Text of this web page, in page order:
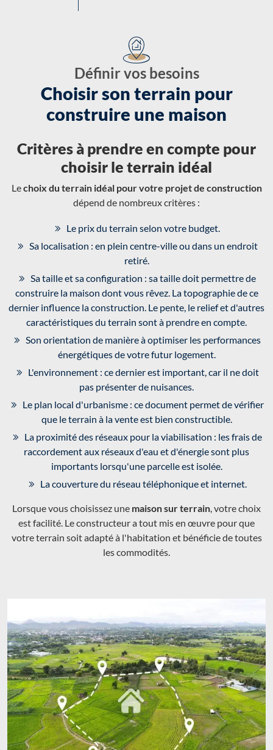
Définir vos besoins
Choisir son terrain pour
construire une maison
Critères à prendre en compte pour
choisir le terrain idéal
Lechoix du terrain idéal pour votre projet de construction
dépend de nombreux critères :
Le prix du terrain selon votre budget.
Sa localisation : en plein centre-ville ou dans un endroit
retiré.
Sa taille et sa configuration : sa taille doit permettre de
construire la maison dont vous rêvez. La topographie de ce
dernier influence la construction. Le pente, le relief et d'autres
caractéristiques du terrain sont à prendre en compte.
Son orientation de manière à optimiser les performances
énergétiques de votre futur logement.
L'environnement : ce dernier est important, car il ne doit
pas présenter de nuisances.
Le plan local d'urbanisme : ce document permet de vérifier
que le terrain à la vente est bien constructible.
La proximité des réseaux pour la viabilisation : les frais de
raccordement aux réseaux d'eau et d'énergie sont plus
importants lorsqu'une parcelle est isolée.
La couverture du réseau téléphonique et internet.
Lorsque vous choisissez une maison sur terrain , votre choix
est facilité. Le constructeur a tout mis en œuvre pour que
votre terrain soit adapté à l'habitation et bénéficie de toutes
les commodités.